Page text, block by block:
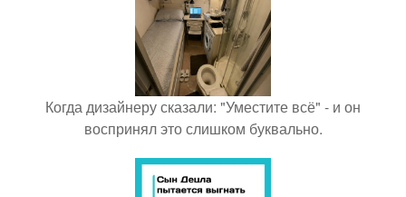
Когда дизайнеру сказали: "Уместите всё" - и он
воспринял это слишком буквально.